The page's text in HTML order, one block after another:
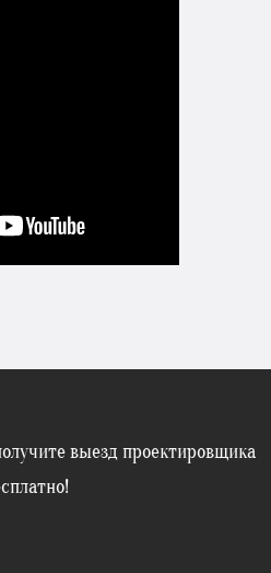
выезд проектировщика